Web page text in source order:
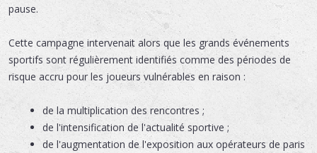
pause.
Cette campagne intervenait alors que les grands événements
sportifs sont régulièrement identifiés comme des périodes de
risque accru pour les joueurs vulnérables en raison :
de la multiplication des rencontres ;
de l'intensification de l'actualité sportive ;
de l'augmentation de l'exposition aux opérateurs de paris